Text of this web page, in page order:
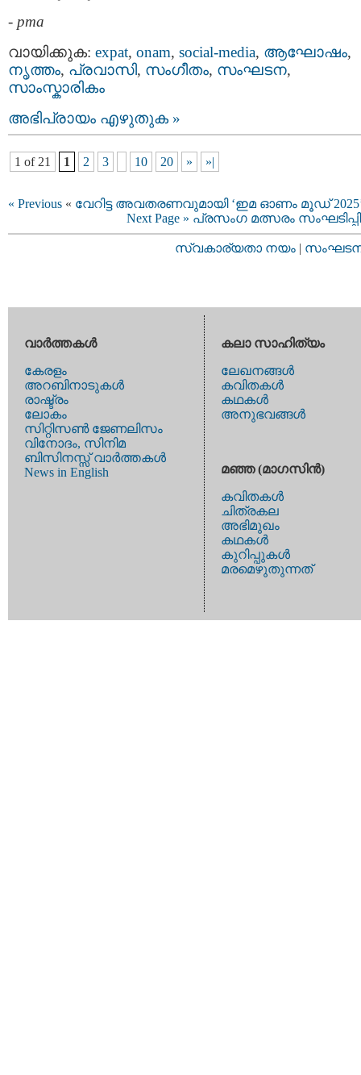
- pma
വായിക്കുക: expat, onam, social-media, ആഘോഷം,
നൃത്തം, പ്രവാസി, സംഗീതം, സംഘടന,
സാംസ്കാരികം
അഭിപ്രായം എഴുതുക »
1 of 21 1 2 3 10 20 » »|
« Previous « വേറിട്ട അവതരണവുമായി ‘ഇമ ഓണം മൂഡ്
Next Page » പ്രസംഗ മത്സരം
സ്വകാര്യതാ നയം |
വാര്‍ത്തകള്‍
കേരളം
അറബിനാടുകള്‍
രാഷ്ട്രം
ലോകം
സിറ്റിസണ്‍ ജേണലിസം
വിനോദം, സിനിമ
ബിസിനസ്സ് വാര്‍ത്തകള്‍
News in English
കലാ സാഹിത്യം
ലേഖനങ്ങള്‍
കവിതകള്‍
കഥകള്‍
അനുഭവങ്ങള്‍
മഞ്ഞ (മാഗസിന്‍)
കവിതകള്‍
ചിത്രകല
അഭിമുഖം
കഥകള്‍
കുറിപ്പുകള്‍
മരമെഴുതുന്നത്